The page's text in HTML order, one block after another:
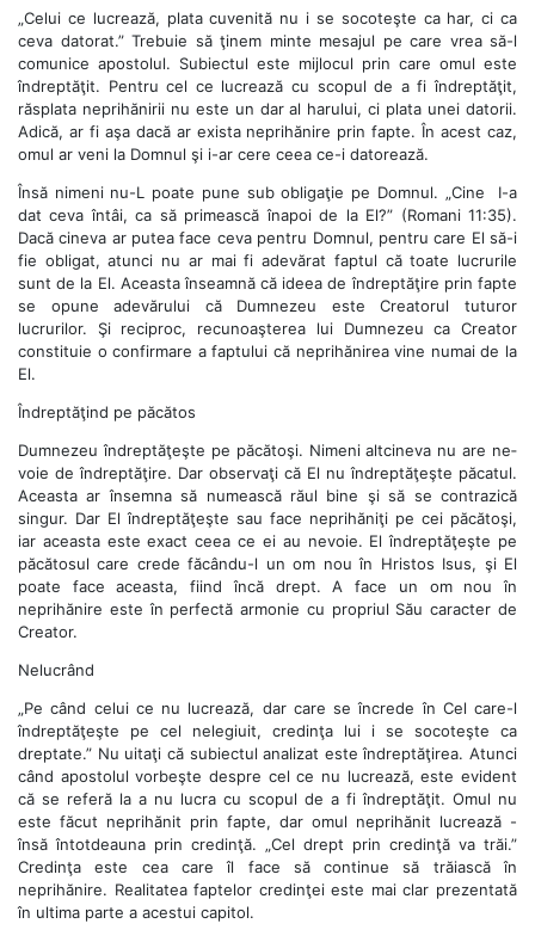
„Celui ce lucrează, plata cuvenită nu i se socoteşte ca har, ci ca
ceva datorat.” Trebuie să ţinem minte mesajul pe care vrea să-l
comunice apostolul. Subiectul este mijlocul prin care omul este
îndreptăţit. Pentru cel ce lucrează cu scopul de a fi îndreptăţit,
răsplata neprihănirii nu este un dar al harului, ci plata unei datorii.
Adică, ar fi aşa dacă ar exista neprihănire prin fapte. În acest caz,
omul ar veni la Domnul şi i-ar cere ceea ce-i datorează.
Însă nimeni nu-L poate pune sub obligaţie pe Domnul. „Cine I-a
dat ceva întâi, ca să primească înapoi de la El?” (Romani 11:35).
Dacă cineva ar putea face ceva pentru Domnul, pentru care El să-i
fie obligat, atunci nu ar mai fi adevărat faptul că toate lucrurile
sunt de la El. Aceasta înseamnă că ideea de îndreptăţire prin fapte
se opune adevărului că Dumnezeu este Creatorul tuturor
lucrurilor. Şi reciproc, recunoaşterea lui Dumnezeu ca Creator
constituie o confirmare a faptului că neprihănirea vine numai de la
El.
Îndreptăţind pe păcătos
Dumnezeu îndreptăţeşte pe păcătoşi. Nimeni altcineva nu are ne­
voie de îndreptăţire. Dar observaţi că El nu îndreptăţeşte păcatul.
Aceasta ar însemna să numească răul bine şi să se contrazică
singur. Dar El îndreptăţeşte sau face neprihăniţi pe cei păcătoşi,
iar aceasta este exact ceea ce ei au nevoie. El îndreptăţeşte pe
păcătosul care crede făcându-l un om nou în Hristos Isus, şi El
poate face aceasta, fiind încă drept. A face un om nou în
neprihănire este în perfectă armonie cu propriul Său caracter de
Creator.
Nelucrând
„Pe când celui ce nu lucrează, dar care se încrede în Cel care-l
îndreptăţeşte pe cel nelegiuit, credinţa lui i se socoteşte ca
dreptate.” Nu uitaţi că subiectul analizat este îndreptăţirea. Atunci
când apostolul vorbeşte despre cel ce nu lucrează, este evident
că se referă la a nu lucra cu scopul de a fi îndreptăţit. Omul nu
este făcut neprihănit prin fapte, dar omul neprihănit lucrează -
însă întotdeauna prin credinţă. „Cel drept prin credinţă va trăi.”
Credinţa este cea care îl face să continue să trăiască în
neprihănire. Realitatea faptelor credinţei este mai clar prezentată
în ultima parte a acestui capitol.